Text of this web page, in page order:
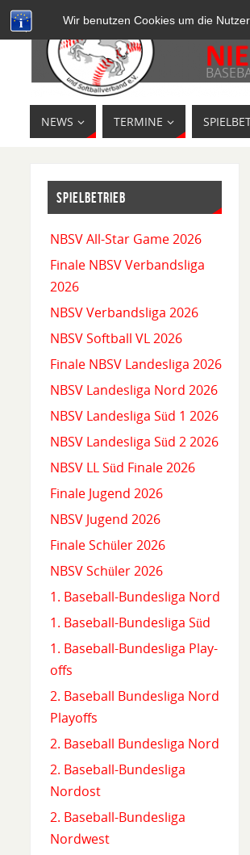
Wir benutzen Cookies um die
NEWS TERMINE
SPIELBETRIEB
NBSV All-Star Game 2026
Finale NBSV Verbandsliga
2026
NBSV Verbandsliga 2026
NBSV Softball VL 2026
Finale NBSV Landesliga 2026
NBSV Landesliga Nord 2026
NBSV Landesliga Süd 1 2026
NBSV Landesliga Süd 2 2026
NBSV LL Süd Finale 2026
Finale Jugend 2026
NBSV Jugend 2026
Finale Schüler 2026
NBSV Schüler 2026
1. Baseball-Bundesliga Nord
1. Baseball-Bundesliga Süd
1. Baseball-Bundesliga Play-
offs
2. Baseball Bundesliga Nord
Playoffs
2. Baseball Bundesliga Nord
2. Baseball-Bundesliga
Nordost
2. Baseball-Bundesliga
Nordwest